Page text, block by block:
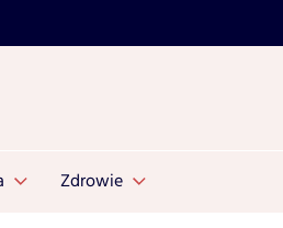
Zdrowie